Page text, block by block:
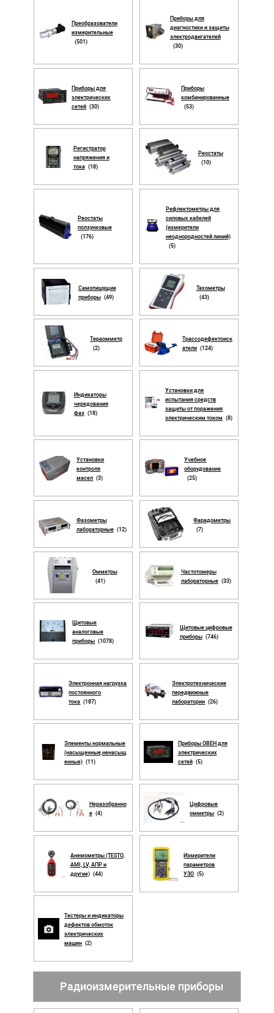
Преобразователи
измерительные
(501)
Приборы для
диагностики и защиты
электродвигателей
(30)
Приборы для
электрических
сетей (30)
Приборы
комбинированные
(53)
Регистратор
напряжения и
тока (18)
Реостаты
(10)
Реостаты
ползунковые
(176)
Рефлектометры для
силовых кабелей
(измерители
неоднородностей линий)
(5)
Самопишущие
приборы (49)
Тахометры
(43)
Тераомметр
(2)
Трассодефектоиск
атели (124)
Индикаторы
чередования
фаз (18)
Установки для
испытания средств
защиты от поражения
электрическим током (8)
Установки
контроля
масел (3)
Учебное
оборудование
(25)
Фазометры
лабораторные (12)
Фарадометры
(7)
Омметры
(41)
Частотомеры
лабораторные (33)
Щитовые
аналоговые
приборы (1078)
Щитовые цифровые
приборы (746)
Электронная нагрузка
постоянного
тока (187)
Электротехнические
передвижные
лаборатории (26)
Элементы нормальные
(насыщенные,ненасыщ
енные) (11)
Приборы ОВЕН для
электрических
сетей (5)
Неразобранно
е (4)
Цифровые
омметры (2)
Анемометры (TESTO,
AMI, LV, АПР и
другие) (44)
Измерители
параметров
УЗО (5)
Тестеры и индикаторы
дефектов обмоток
электрических
машин (2)
Радиоизмерительные приборы